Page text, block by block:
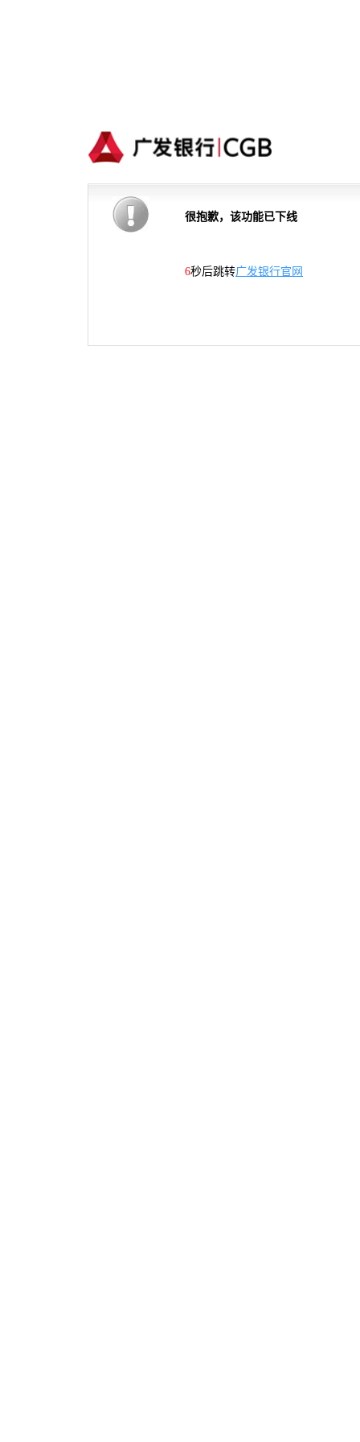
很抱歉，该功能已下线
5秒后跳转广发银行官网